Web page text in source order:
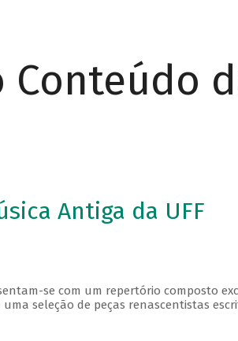
Antiga da UFF
se com um repertório composto
seleção de peças renascentistas